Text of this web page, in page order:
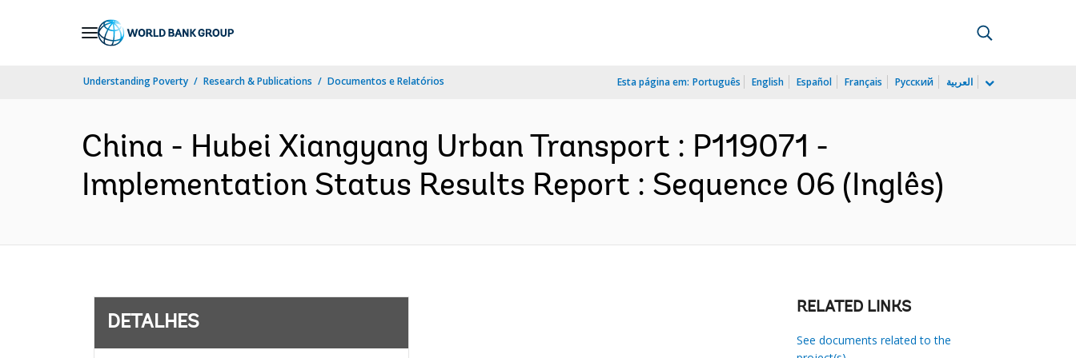
Understanding Poverty Research & Publications Documentos e Relatórios Esta página em: Português English Español Français Русский العربية
China - Hubei Xiangyang Urban Transport : P119071 -
Implementation Status Results Report : Sequence 06 (Inglês)
DETALHES
RELATED LINKS
See documents related to the